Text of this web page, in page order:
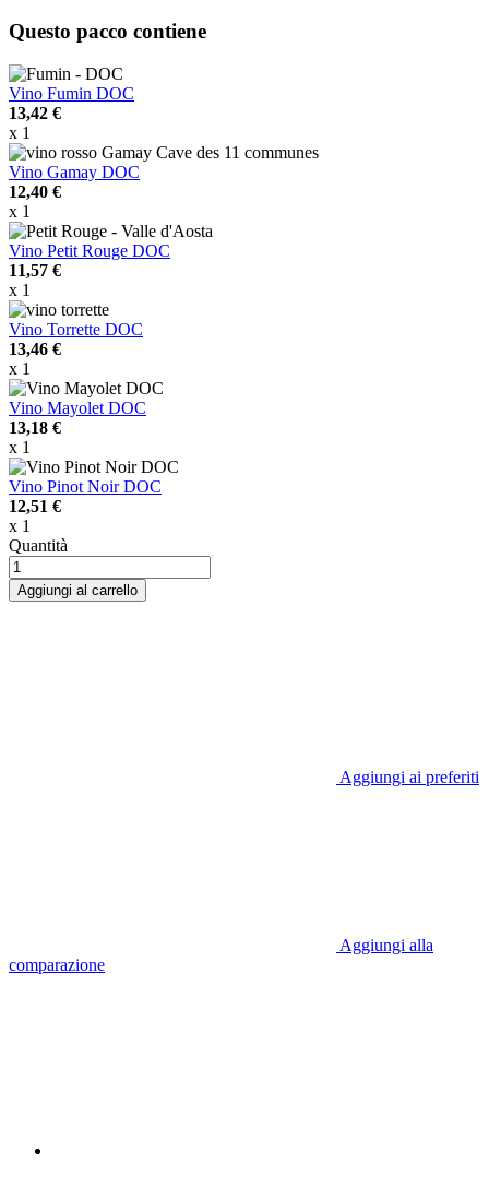
Questo pacco contiene
Vino Fumin DOC
13,42 €
x 1
Vino Gamay DOC
12,40 €
x 1
Vino Petit Rouge DOC
11,57 €
x 1
Vino Torrette DOC
13,46 €
x 1
Vino Mayolet DOC
13,18 €
x 1
Vino Pinot Noir DOC
12,51 €
x 1
Quantità
Aggiungi al carrello
Aggiungi ai preferiti
Aggiungi alla
comparazione